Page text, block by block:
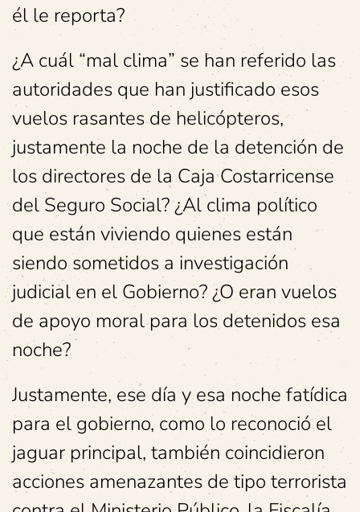
él le reporta?
¿A cuál “mal clima” se han referido las
autoridades que han justificado esos
vuelos rasantes de helicópteros,
justamente la noche de la detención de
los directores de la Caja Costarricense
del Seguro Social? ¿Al clima político
que están viviendo quienes están
siendo sometidos a investigación
judicial en el Gobierno? ¿O eran vuelos
de apoyo moral para los detenidos esa
noche?
Justamente, ese día y esa noche fatídica
para el gobierno, como lo reconoció el
jaguar principal, también coincidieron
acciones amenazantes de tipo terrorista